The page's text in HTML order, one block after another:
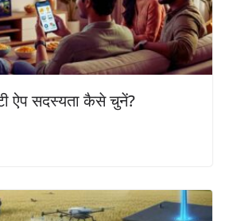
ऐप सदस्यता कैसे चुनें?